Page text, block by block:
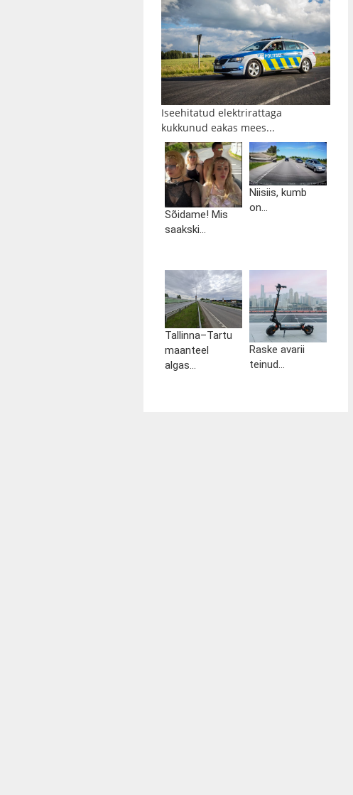
Iseehitatud elektrirattaga
kukkunud eakas mees...
Sõidame! Mis
saakski...
Niisiis, kumb
on...
Tallinna–Tartu
maanteel
algas...
Raske avarii
teinud...